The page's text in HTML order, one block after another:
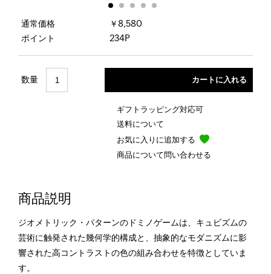
通常価格
￥8,580
ポイント
234P
数量
ギフトラッピング対応可
送料について
お気に入りに追加する
商品について問い合わせる
商品説明
ジオメトリック・パターンのドミノゲームは、キュビズムの
芸術に触発された幾何学的構成と、抽象的なモダニズムに影
響された高コントラストの色の組み合わせを特徴としていま
す。